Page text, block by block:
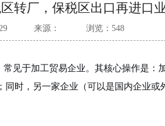
转厂，保税区出口再进口
来源： 浏览：548
见于加工贸易企业。其核心操作是：
时，另一家企业（可以是国内企业